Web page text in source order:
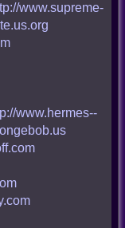
www.supreme-
www.hermes--